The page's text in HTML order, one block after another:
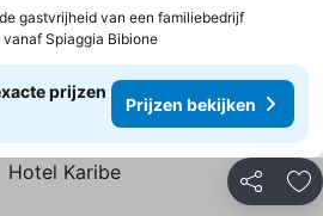
gastvrijheid van een familiebedrijfPrijzen
vanaf Spiaggia Bibione
prijzen
Prijzen bekijken
Delen